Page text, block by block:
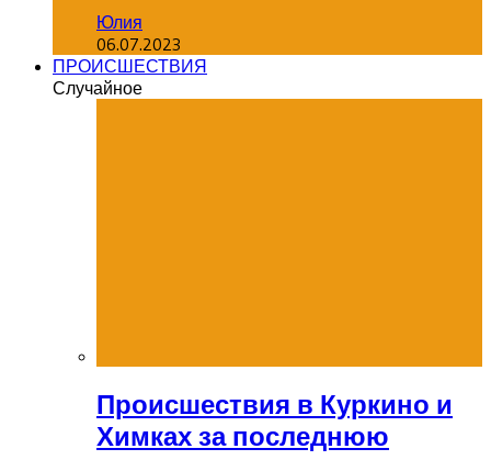
Юлия
06.07.2023
ПРОИСШЕСТВИЯ
Случайное
Происшествия в Куркино и
Химках за последнюю